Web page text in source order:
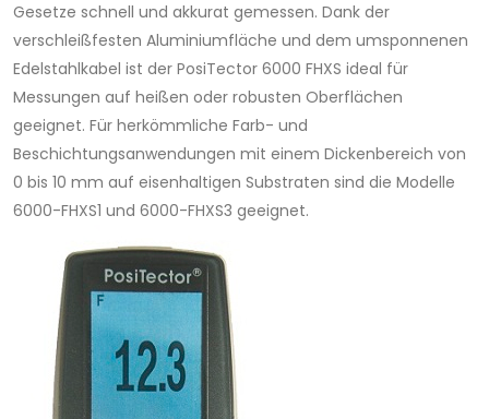
Gesetze schnell und akkurat gemessen. Dank der
verschleißfesten Aluminiumfläche und dem umsponnenen
Edelstahlkabel ist der PosiTector 6000 FHXS ideal für
Messungen auf heißen oder robusten Oberflächen
geeignet. Für herkömmliche Farb- und
Beschichtungsanwendungen mit einem Dickenbereich von
0 bis 10 mm auf eisenhaltigen Substraten sind die Modelle
6000-FHXS1 und 6000-FHXS3 geeignet.